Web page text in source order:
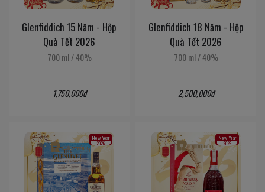
Glenfiddich 15 Năm - Hộp
Quà Tết 2026
700 ml /40%
1,750,000đ
Glenfiddich 18 Năm - Hộp
Quà Tết 2026
700 ml /40%
2,500,000đ
New Year
2026
New Year
2026